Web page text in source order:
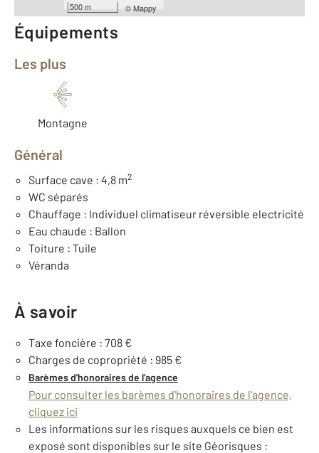
500 m ©Mappy
Équipements
Les plus
Montagne
Général
Surface cave : 4,8 m2
WC séparés
Chauffage : Individuel climatiseur réversible electricité
Eau chaude : Ballon
Toiture : Tuile
Véranda
À savoir
Taxe foncière : 708 €
Charges de copropriété : 985 €
Barèmes d'honoraires de l'agence
Pour consulter les barèmes d'honoraires de l'agence,
cliquez ici
Les informations sur les risques auxquels ce bien est
exposé sont disponibles sur le site Géorisques :